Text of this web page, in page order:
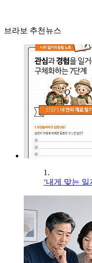
브라보 추천뉴스
1.
‘내게 맞는